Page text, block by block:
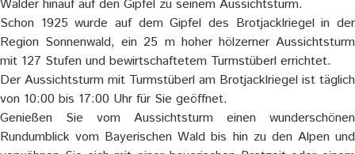
Wälder hinauf auf den Gipfel zu seinem Aussichtsturm.
Schon 1925 wurde auf dem Gipfel des Brotjacklriegel in der
Region Sonnenwald, ein 25 m hoher hölzerner Aussichtsturm
mit 127 Stufen und bewirtschaftetem Turmstüberl errichtet.
Der Aussichtsturm mit Turmstüberl am Brotjacklriegel ist täglich
von 10:00 bis 17:00 Uhr für Sie geöffnet.
Genießen Sie vom Aussichtsturm einen wunderschönen
Rundumblick vom Bayerischen Wald bis hin zu den Alpen und